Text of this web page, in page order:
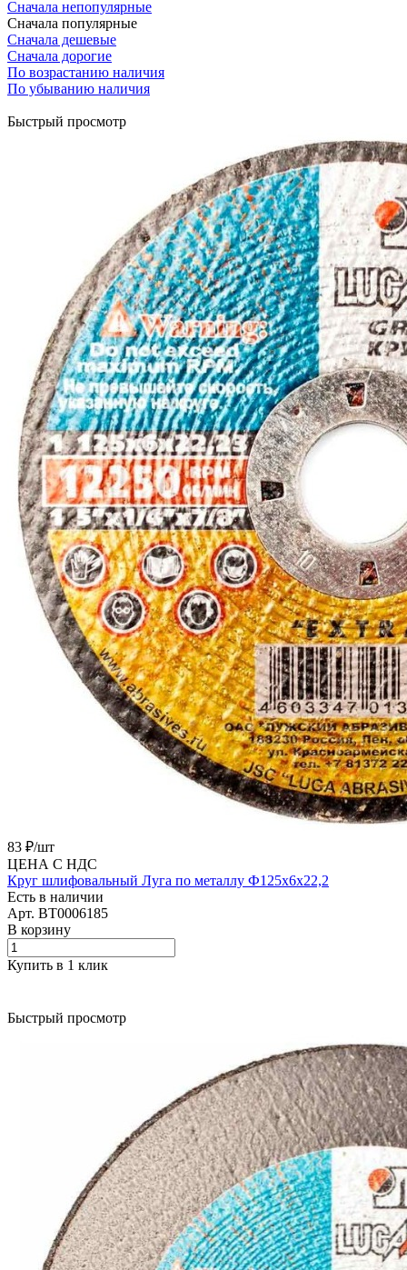
Сначала непопулярные
Сначала популярные
Сначала дешевые
Сначала дорогие
По возрастанию наличия
По убыванию наличия
Быстрый просмотр
83 ₽/шт
ЦЕНА С НДС
Круг шлифовальный Луга по металлу Ф125х6х22,2
Есть в наличии
Арт. BT0006185
В корзину
Купить в 1 клик
Быстрый просмотр